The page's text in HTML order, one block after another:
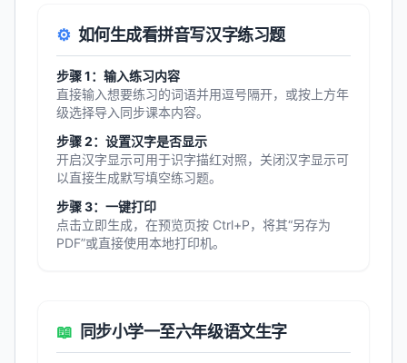
⚙️ 如何生成看拼音写汉字练习题
步骤 1：输入练习内容
直接输入想要练习的词语并用逗号隔开，或按上方年
级选择导入同步课本内容。
步骤 2：设置汉字是否显示
开启汉字显示可用于识字描红对照，关闭汉字显示可
以直接生成默写填空练习题。
步骤 3：一键打印
点击立即生成，在预览页按 Ctrl+P，将其“另存为
PDF”或直接使用本地打印机。
📖 同步小学一至六年级语文生字